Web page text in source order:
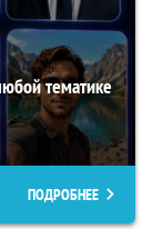
тематике
ПОДРОБНЕЕ